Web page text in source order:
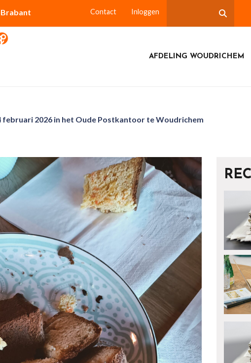
Contact Inloggen
AFDELING WOUDRICHEM
2026 in het Oude Postkantoor te Woudrichem